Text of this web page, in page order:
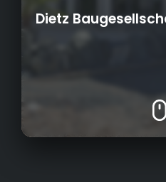
Dietz